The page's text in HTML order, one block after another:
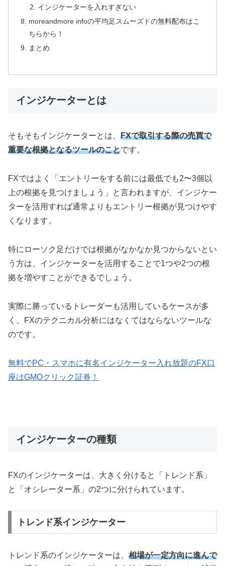
インジケーターを入れすぎない
moreandmore infoの平均足スムーズドの無料配布はこ
ちらから！
まとめ
インジケーターとは
そもそもインジケーターとは、 FXで取引する際の売買で
重要な根拠となるツールのことです。
FXではよく「エントリーをする前には最低でも2〜3個以
上の根拠を見つけましょう」と言われますが、インジケー
ターを活用すれば通常よりもエントリー根拠が見つけやす
くなります。
特にローソク足だけでは根拠がなかなか見つからないとい
う方は、インジケーターを活用することで1つや2つの根
拠を増やすことができるでしょう。
実際に勝っているトレーダーも活用しているケースが多
く、FXのテクニカル分析にはなくてはならないツールな
のです。
無料でPC・スマホに有名インジケーター入れ放題のFX口
座はGMOクリック証券！
インジケーターの種類
FXのインジケーターは、大きく分けると「トレンド系」
と「オシレーター系」の2つに分けられています。
トレンド系インジケーター
トレンド系のインジケーターは、 相場が一定方向に進んで